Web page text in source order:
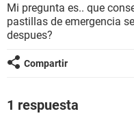
BIENESTAR
Mi pregunta es.. que
pastillas de emergencia
despues?
Compartir
1 respuesta